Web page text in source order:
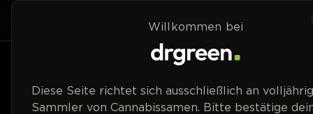
Zum Inhalt springen
Home
Willkommen bei
Diese Seite richtet sich ausschließlich an
Sammler von Cannabissamen. Bitte bestätige